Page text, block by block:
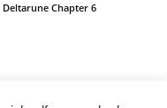
Chapter 6